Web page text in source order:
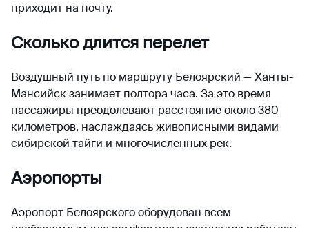
приходит на почту.
Сколько длится перелет
Воздушный путь по маршруту Белоярский — Ханты-
Мансийск занимает полтора часа. За это время
пассажиры преодолевают расстояние около 380
километров, наслаждаясь живописными видами
сибирской тайги и многочисленных рек.
Аэропорты
Аэропорт Белоярского оборудован всем